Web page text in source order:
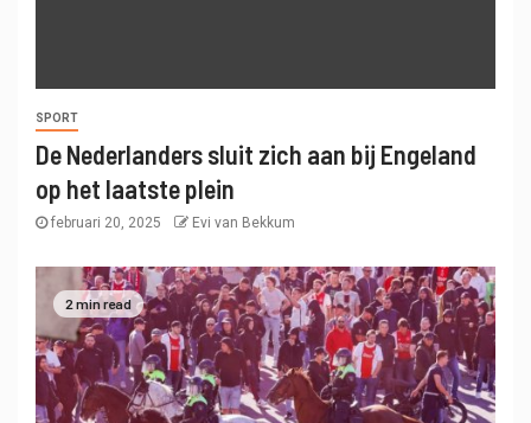
SPORT
De Nederlanders sluit zich aan bij Engeland
op het laatste plein
februari 20, 2025 Evi van Bekkum
2 min read